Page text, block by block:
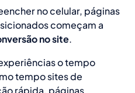
no celular, páginas
começam a
no site.
o tempo
tempo sites de
rápida, páginas